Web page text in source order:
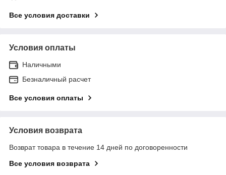
Все условия доставки
Условия оплаты
Наличными
Безналичный расчет
Все условия оплаты
Условия возврата
Возврат товара в течение 14 дней по договоренности
Все условия возврата